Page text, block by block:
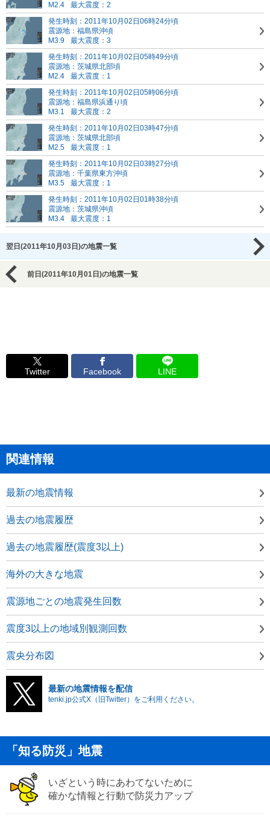
M2.4
最大震度：2
発生時刻：2011年10月02日06時24分頃
震源地：福島県沖頃
M3.9
最大震度：3
発生時刻：2011年10月02日05時49分頃
震源地：茨城県北部頃
M2.4
最大震度：1
発生時刻：2011年10月02日05時06分頃
震源地：福島県浜通り頃
M3.1
最大震度：2
発生時刻：2011年10月02日03時47分頃
震源地：茨城県北部頃
M2.5
最大震度：1
発生時刻：2011年10月02日03時27分頃
震源地：千葉県東方沖頃
M3.5
最大震度：1
発生時刻：2011年10月02日01時38分頃
震源地：茨城県沖頃
M3.4
最大震度：1
翌日(2011年10月03日)の地震一覧
前日(2011年10月01日)の地震一覧
Twitter Facebook LINE
関連情報
最新の地震情報
過去の地震履歴
過去の地震履歴(震度3以上)
海外の大きな地震
震源地ごとの地震発生回数
震度3以上の地域別観測回数
震央分布図
最新の地震情報を配信
tenki.jp公式X（旧Twitter）をご利用ください。
「知る防災」地震
いざという時にあわてないために
確かな情報と行動で防災力アップ